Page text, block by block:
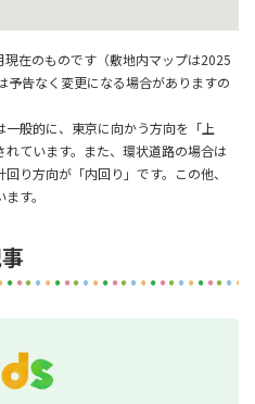
在のものです（敷地内マップは2025
予告なく変更になる場合がありますの
般的に、東京に向かう方向を「上
ています。また、環状道路の場合は
り方向が「内回り」です。この他、
す。